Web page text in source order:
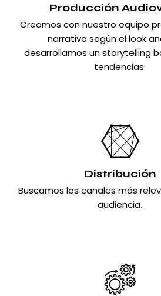
Producción
Creamos con nuestro equipo
narrativa según el look
desarrollamos un storytelling
tendencias.
Distribución
Buscamos los canales más
audiencia.